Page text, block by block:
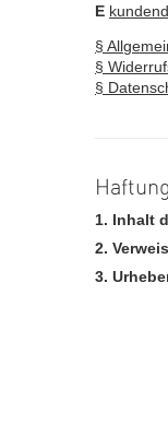
E
§
§
§
1. Inhalt
2.
3.